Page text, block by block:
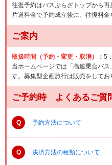
往復予約はバスぷらざトップから再
片道料金で予約成立後に、往復料金
ご案内
取扱時間（予約・変更・取消）： 5
当ホームページでは「高速乗合バ
す。募集型企画旅行は販売をしてお
ご予約時 よくあるご質
Q 予約方法について
Q 決済方法の種類について